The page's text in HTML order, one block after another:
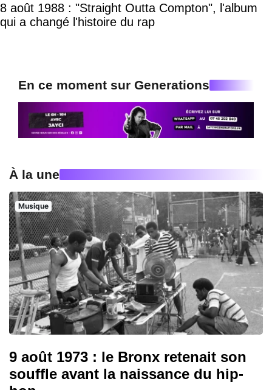
8 août 1988 : "Straight Outta Compton", l'album
qui a changé l'histoire du rap
En ce moment sur Generations
À la une
Musique
9 août 1973 : le Bronx retenait son
souffle avant la naissance du hip-